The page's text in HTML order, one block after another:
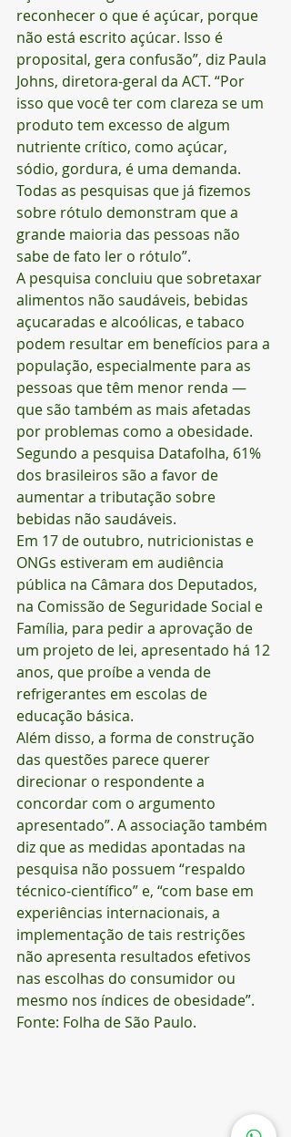
reconhecer o que é açúcar, porque
não está escrito açúcar. Isso é
proposital, gera confusão”, diz Paula
Johns, diretora-geral da ACT. “Por
isso que você ter com clareza se um
produto tem excesso de algum
nutriente crítico, como açúcar,
sódio, gordura, é uma demanda.
Todas as pesquisas que já fizemos
sobre rótulo demonstram que a
grande maioria das pessoas não
sabe de fato ler o rótulo”.
A pesquisa concluiu que sobretaxar
alimentos não saudáveis, bebidas
açucaradas e alcoólicas, e tabaco
podem resultar em benefícios para a
população, especialmente para as
pessoas que têm menor renda —
que são também as mais afetadas
por problemas como a obesidade.
Segundo a pesquisa Datafolha, 61%
dos brasileiros são a favor de
aumentar a tributação sobre
bebidas não saudáveis.
Em 17 de outubro, nutricionistas e
ONGs estiveram em audiência
pública na Câmara dos Deputados,
na Comissão de Seguridade Social e
Família, para pedir a aprovação de
um projeto de lei, apresentado há 12
anos, que proíbe a venda de
refrigerantes em escolas de
educação básica.
Além disso, a forma de construção
das questões parece querer
direcionar o respondente a
concordar com o argumento
apresentado”. A associação também
diz que as medidas apontadas na
pesquisa não possuem “respaldo
técnico-científico” e, “com base em
experiências internacionais, a
implementação de tais restrições
não apresenta resultados efetivos
nas escolhas do consumidor ou
mesmo nos índices de obesidade”.
Fonte: Folha de São Paulo.